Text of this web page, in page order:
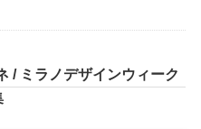
/ ミラノデザインウィーク